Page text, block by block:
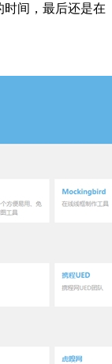
间，最后还是在